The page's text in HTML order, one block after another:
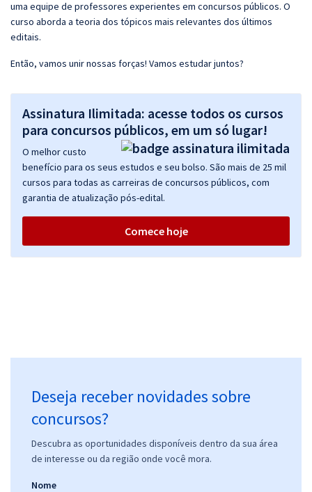
uma equipe de professores experientes em concursos públicos. O
curso aborda a teoria dos tópicos mais relevantes dos últimos
editais.
Então, vamos unir nossas forças! Vamos estudar juntos?
Assinatura Ilimitada: acesse todos os cursos
para concursos públicos, em um só lugar!
O melhor custo
benefício para os seus estudos e seu bolso. São mais de 25 mil
cursos para todas as carreiras de concursos públicos, com
garantia de atualização pós-edital.
Comece hoje
Deseja receber novidades sobre
concursos?
Descubra as oportunidades disponíveis dentro da sua área
de interesse ou da região onde você mora.
Nome